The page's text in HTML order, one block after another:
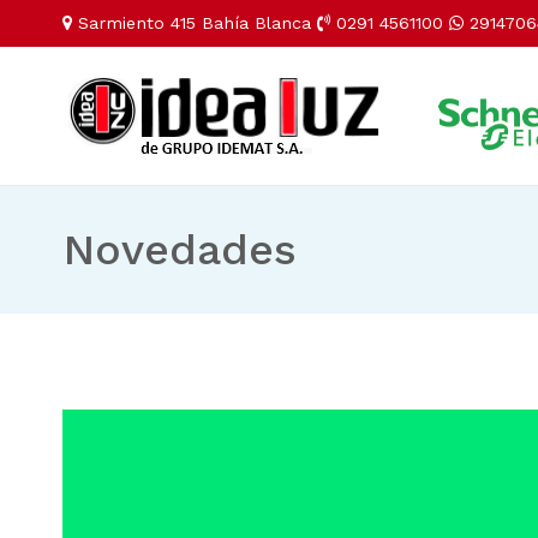
Sarmiento 415 Bahía Blanca 0291 4561100
Novedades